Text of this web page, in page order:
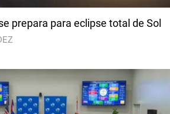
prepara para eclipse total de Sol